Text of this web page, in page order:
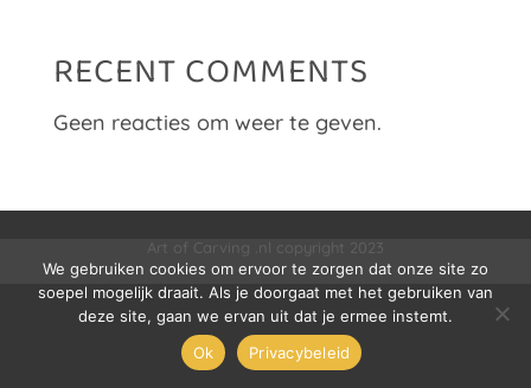
RECENT COMMENTS
Geen reacties om weer te geven.
Art of Carving .nl copyright 2023
We gebruiken cookies om ervoor te zorgen dat onze site zo
soepel mogelijk draait. Als je doorgaat met het gebruiken van
deze site, gaan we ervan uit dat je ermee instemt.
Ok
Privacybeleid